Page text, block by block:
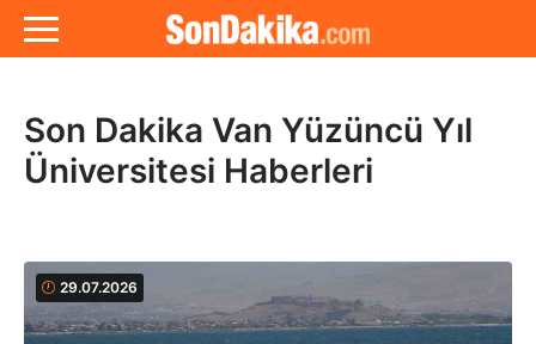
Son Dakika Van Yüzüncü Yıl
Üniversitesi Haberleri
29.07.2026